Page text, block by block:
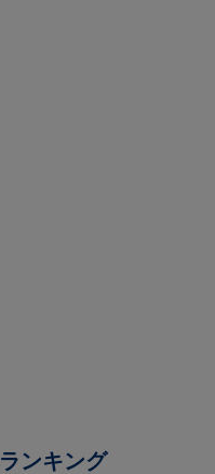
ランキング